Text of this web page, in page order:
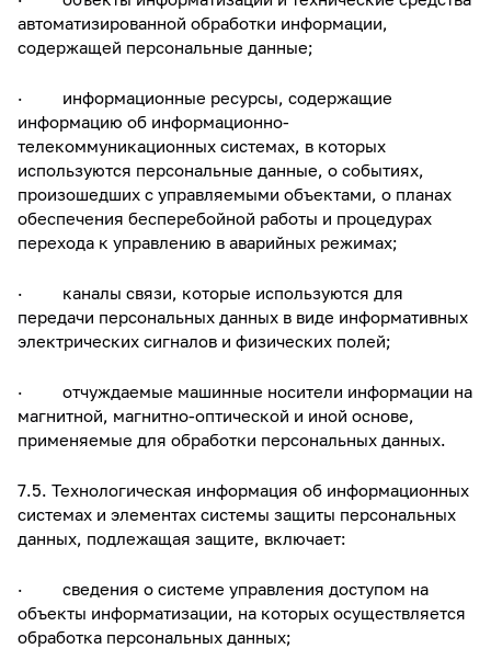
автоматизированной обработки информации,
содержащей персональные данные;
· информационные ресурсы, содержащие
информацию об информационно-
телекоммуникационных системах, в которых
используются персональные данные, о событиях,
произошедших с управляемыми объектами, о планах
обеспечения бесперебойной работы и процедурах
перехода к управлению в аварийных режимах;
· каналы связи, которые используются для
передачи персональных данных в виде информативных
электрических сигналов и физических полей;
· отчуждаемые машинные носители информации на
магнитной, магнитно-оптической и иной основе,
применяемые для обработки персональных данных.
7.5. Технологическая информация об информационных
системах и элементах системы защиты персональных
данных, подлежащая защите, включает:
· сведения о системе управления доступом на
объекты информатизации, на которых осуществляется
обработка персональных данных;